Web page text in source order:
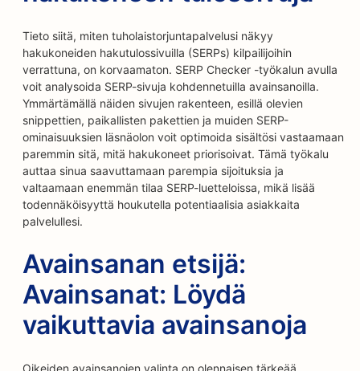
Tieto siitä, miten tuholaistorjuntapalvelusi näkyy
hakukoneiden hakutulossivuilla (SERPs) kilpailijoihin
verrattuna, on korvaamaton. SERP Checker -työkalun avulla
voit analysoida SERP-sivuja kohdennetuilla avainsanoilla.
Ymmärtämällä näiden sivujen rakenteen, esillä olevien
snippettien, paikallisten pakettien ja muiden SERP-
ominaisuuksien läsnäolon voit optimoida sisältösi vastaamaan
paremmin sitä, mitä hakukoneet priorisoivat. Tämä työkalu
auttaa sinua saavuttamaan parempia sijoituksia ja
valtaamaan enemmän tilaa SERP-luetteloissa, mikä lisää
todennäköisyyttä houkutella potentiaalisia asiakkaita
palvelullesi.
Avainsanan etsijä:
Avainsanat: Löydä
vaikuttavia avainsanoja
Oikeiden avainsanojen valinta on olennaisen tärkeää